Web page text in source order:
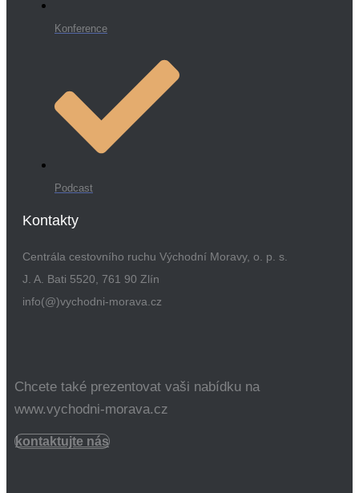
Konference
Podcast
Kontakty
Centrála cestovního ruchu Východní Moravy, o. p. s.
J. A. Bati 5520, 761 90 Zlín
info(@)vychodni-morava.cz
Chcete také prezentovat vaši nabídku na
www.vychodni-morava.cz
kontaktujte nás